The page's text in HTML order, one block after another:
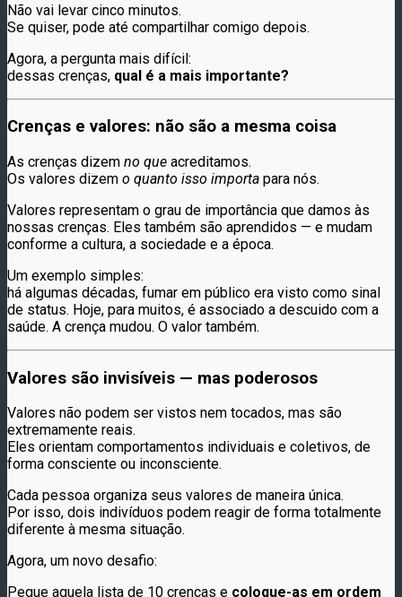
Não vai levar cinco minutos.
Se quiser, pode até compartilhar comigo depois.
Agora, a pergunta mais difícil:
dessas crenças, qual é a mais importante?
Crenças e valores: não são a mesma coisa
As crenças dizem no que acreditamos.
Os valores dizem o quanto isso importa para nós.
Valores representam o grau de importância que damos às
nossas crenças. Eles também são aprendidos — e mudam
conforme a cultura, a sociedade e a época.
Um exemplo simples:
há algumas décadas, fumar em público era visto como sinal
de status. Hoje, para muitos, é associado a descuido com a
saúde. A crença mudou. O valor também.
Valores são invisíveis — mas poderosos
Valores não podem ser vistos nem tocados, mas são
extremamente reais.
Eles orientam comportamentos individuais e coletivos, de
forma consciente ou inconsciente.
Cada pessoa organiza seus valores de maneira única.
Por isso, dois indivíduos podem reagir de forma totalmente
diferente à mesma situação.
Agora, um novo desafio:
Pegue aquela lista de 10 crenças e coloque-as em ordem